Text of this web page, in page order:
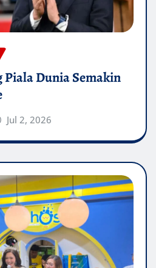
Piala Dunia Semakin
Jul 2, 2026